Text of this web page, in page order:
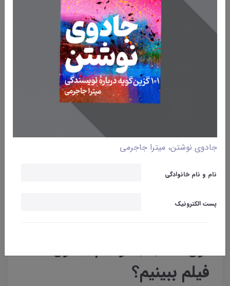
جادوی نوشتن، میترا جاجرمی
نام و نام خانوادگی
پست الکترونیک
فیلم ببینیم؟